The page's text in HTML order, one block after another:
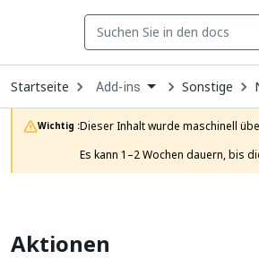
Startseite Open
Dropdown
to
choose
product
Add-ins Sonstige
Wichtig :Dieser Inhalt wurde maschinell
Es kann 1–2 Wochen dauern, bis
Aktionen